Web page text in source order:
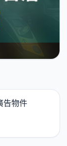
告物件